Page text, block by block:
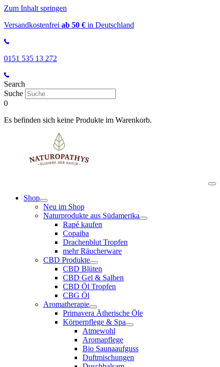
Zum Inhalt springen
Versandkostenfrei ab 50 € in Deutschland
0151 535 13 272
Search
Suche
0
Es befinden sich keine Produkte im Warenkorb.
Shop
Neu im Shop
Naturprodukte aus Südamerika
Rapé kaufen
Copaiba
Drachenblut Tropfen
mehr Räucherware
CBD Produkte
CBD Blüten
CBD Gel & Salben
CBD Öl Tropfen
CBG Öl
Aromatherapie
Primavera Ätherische Öle
Körperpflege & Spa
Atmewohl
Aromapflege
Bio Saunaaufguss
Duftmischungen